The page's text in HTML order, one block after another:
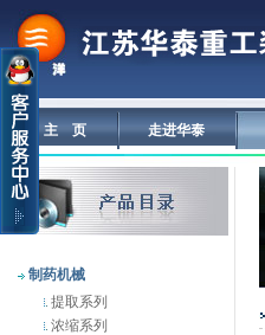
主 页 走进华泰
制药机械
提取系列
浓缩系列